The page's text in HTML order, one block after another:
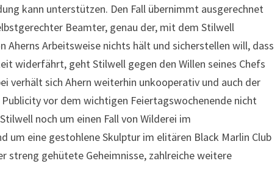
kann unterstützen. Den Fall übernimmt ausgerechnet
Beamter, genau der, mit dem Stilwell
Aherns Arbeitsweise nichts hält und sicherstellen will, dass
widerfährt, geht Stilwell gegen den Willen seines Chefs
verhält sich Ahern weiterhin unkooperativ und auch der
vor dem wichtigen Feiertagswochenende nicht
noch um einen Fall von Wilderei im
um eine gestohlene Skulptur im elitären Black Marlin Club
streng gehütete Geheimnisse, zahlreiche weitere